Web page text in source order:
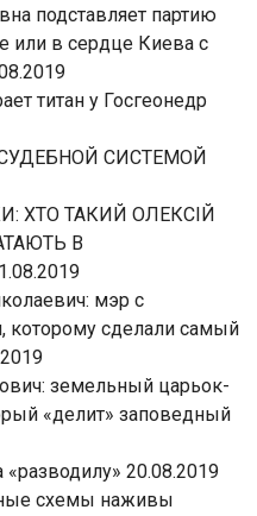
подставляет партию
или в сердце Киева с
титан у Госгеонедр
СИСТЕМОЙ
ХТО ТАКИЙ ОЛЕКСІЙ
В
мэр с
сделали самый
земельный царьок-
«делит» заповедный
«разводилу» 20.08.2019
схемы наживы